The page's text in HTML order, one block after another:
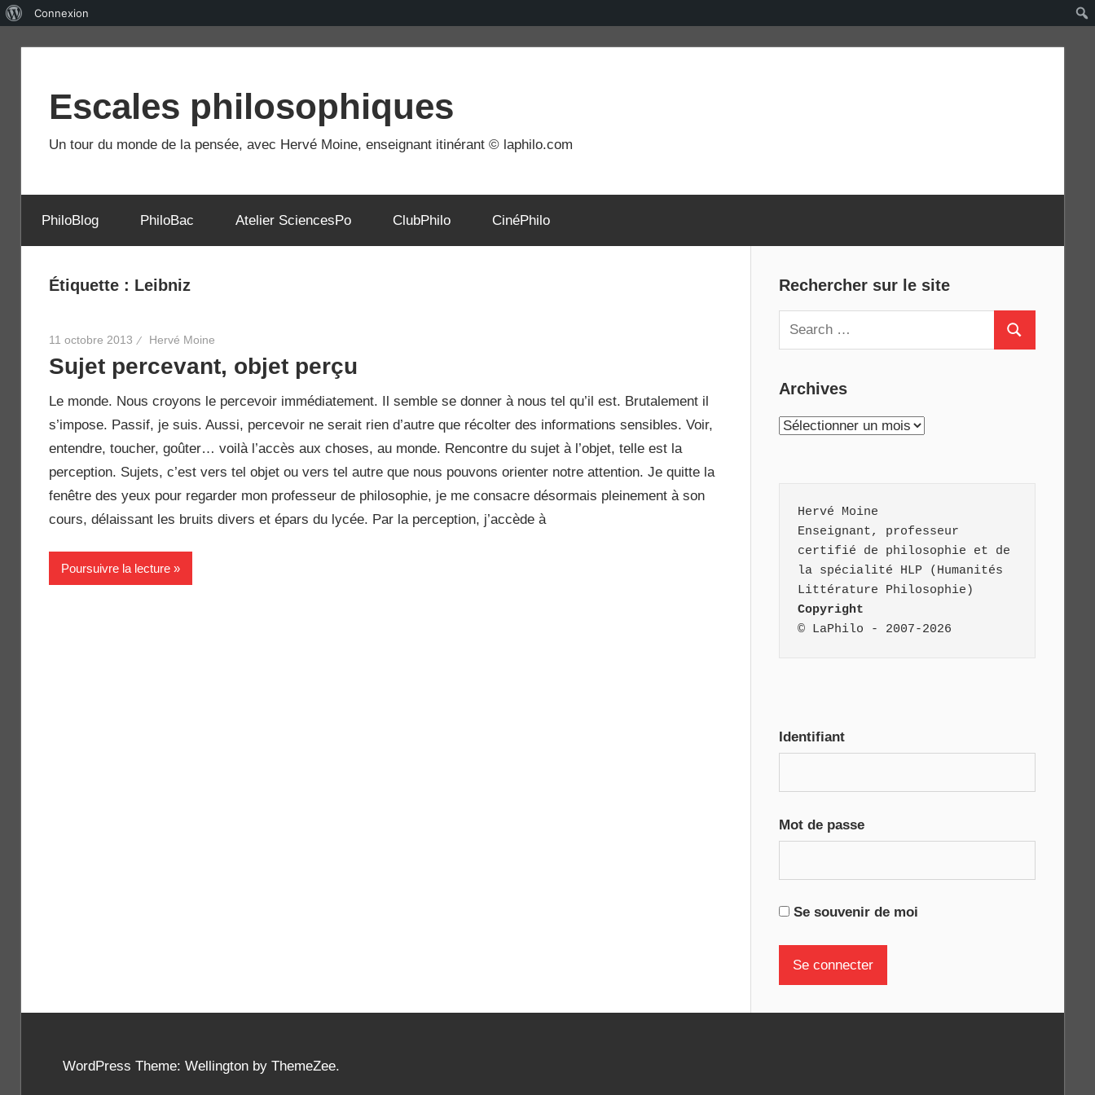
Connexion
contentEscales philosophiques
Un tour du monde de la pensée, avec Hervé Moine, enseignant itinérant © laphilo.com
PhiloBlog PhiloBac Atelier SciencesPo ClubPhilo CinéPhilo
Étiquette : Leibniz
11 octobre 2013 Hervé Moine
Sujet percevant, objet perçu
Le monde. Nous croyons le percevoir immédiatement. Il semble se donner à nous tel qu’il est. Brutalement il
s’impose. Passif, je suis. Aussi, percevoir ne serait rien d’autre que récolter des informations sensibles. Voir,
entendre, toucher, goûter… voilà l’accès aux choses, au monde. Rencontre du sujet à l’objet, telle est la
perception. Sujets, c’est vers tel objet ou vers tel autre que nous pouvons orienter notre attention. Je quitte la
fenêtre des yeux pour regarder mon professeur de philosophie, je me consacre désormais pleinement à son
cours, délaissant les bruits divers et épars du lycée. Par la perception, j’accède à
Poursuivre la lecture
Rechercher sur le site
Search
for:
Search
Archives
Archives
Hervé Moine
Enseignant, professeur
certifié de philosophie et de
la spécialité HLP (Humanités
Littérature Philosophie)
Copyright
© LaPhilo - 2007-2026
Identifiant
Mot de passe
Se souvenir de moi
WordPress Theme: Wellington by ThemeZee.